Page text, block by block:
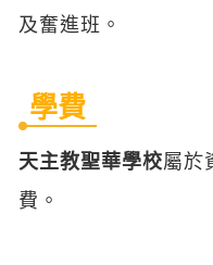
及奮進班。
學費
天主教聖華學校屬於
費。